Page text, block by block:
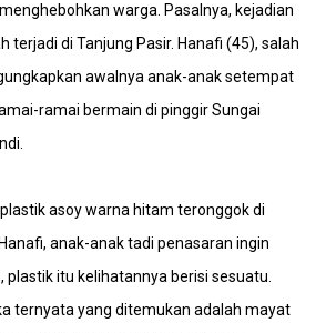
warga. Pasalnya, kejadian
terjadi di Tanjung Pasir. Hanafi (45), salah
awalnya anak-anak setempat
ramai bermain di pinggir Sungai
asoy warna hitam teronggok di
anak-anak tadi penasaran ingin
plastik itu kelihatannya berisi sesuatu.
ternyata yang ditemukan adalah mayat